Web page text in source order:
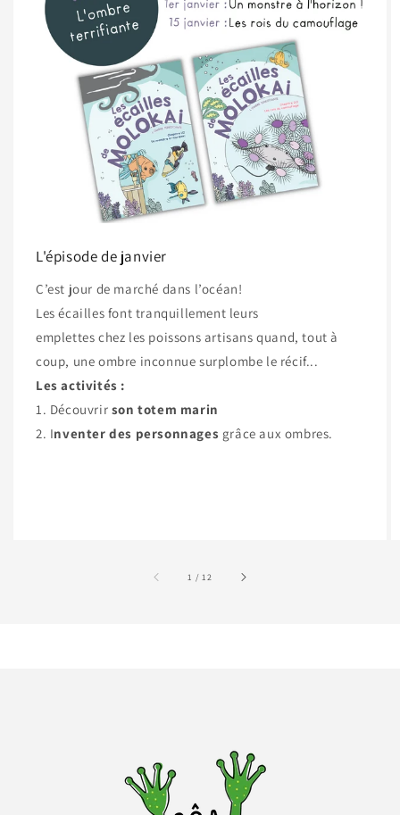
L'épisode de janvier
C’est jour de marché dans l’océan!
Les écailles font tranquillement leurs
emplettes chez les poissons artisans quand, tout à
coup, une ombre inconnue surplombe le récif...
Les activités :
1. Découvrir son totem marin
2. Inventer des personnages grâce aux ombres.
1 /sur
12